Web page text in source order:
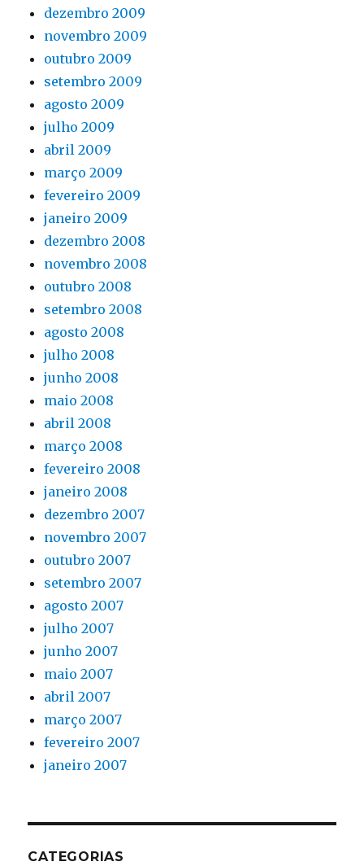
dezembro 2009
novembro 2009
outubro 2009
setembro 2009
agosto 2009
julho 2009
abril 2009
março 2009
fevereiro 2009
janeiro 2009
dezembro 2008
novembro 2008
outubro 2008
setembro 2008
agosto 2008
julho 2008
junho 2008
maio 2008
abril 2008
março 2008
fevereiro 2008
janeiro 2008
dezembro 2007
novembro 2007
outubro 2007
setembro 2007
agosto 2007
julho 2007
junho 2007
maio 2007
abril 2007
março 2007
fevereiro 2007
janeiro 2007
CATEGORIAS